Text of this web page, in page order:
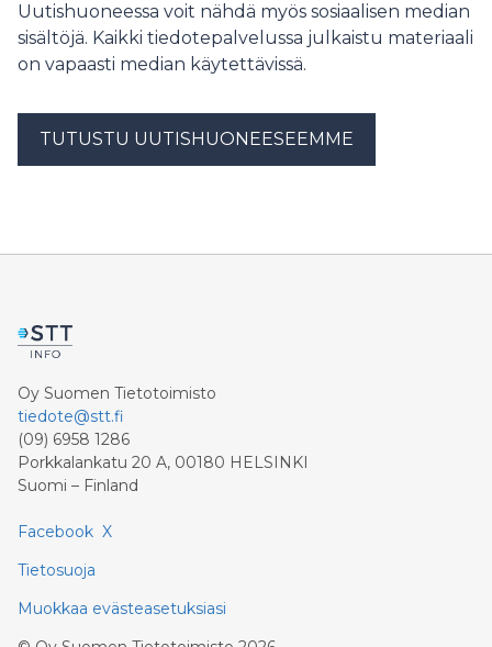
Uutishuoneessa voit nähdä myös sosiaalisen median
sisältöjä. Kaikki tiedotepalvelussa julkaistu materiaali
on vapaasti median käytettävissä.
TUTUSTU UUTISHUONEESEEMME
Oy Suomen Tietotoimisto
tiedote@stt.fi
(09) 6958 1286
Porkkalankatu 20 A, 00180 HELSINKI
Suomi – Finland
Facebook X
Tietosuoja
Muokkaa evästeasetuksiasi